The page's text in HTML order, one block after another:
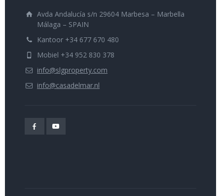
Avda Andalucía s/n 29604 Marbesa – Marbella
Málaga – SPAIN
Kantoor +34 677 670 480
Mobiel +34 952 830 378
info@slgproperty.com
info@casadelmar.nl